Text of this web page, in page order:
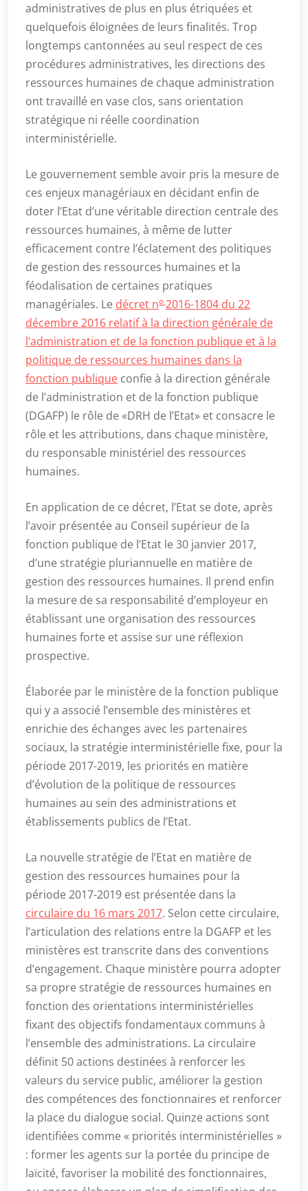
administratives de plus en plus étriquées et
quelquefois éloignées de leurs finalités. Trop
longtemps cantonnées au seul respect de ces
procédures administratives, les directions des
ressources humaines de chaque administration
ont travaillé en vase clos, sans orientation
stratégique ni réelle coordination
interministérielle.
Le gouvernement semble avoir pris la mesure de
ces enjeux managériaux en décidant enfin de
doter l’Etat d’une véritable direction centrale des
ressources humaines, à même de lutter
efficacement contre l’éclatement des politiques
de gestion des ressources humaines et la
féodalisation de certaines pratiques
managériales. Le décret no2016-1804 du 22
décembre 2016 relatif à la direction générale de
l’administration et de la fonction publique et à la
politique de ressources humaines dans la
fonction publique confie à la direction générale
de l’administration et de la fonction publique
(DGAFP) le rôle de «DRH de l’Etat» et consacre le
rôle et les attributions, dans chaque ministère,
du responsable ministériel des ressources
humaines.
En application de ce décret, l’Etat se dote, après
l’avoir présentée au Conseil supérieur de la
fonction publique de l’Etat le 30 janvier 2017,
d’une stratégie pluriannuelle en matière de
gestion des ressources humaines. Il prend enfin
la mesure de sa responsabilité d’employeur en
établissant une organisation des ressources
humaines forte et assise sur une réflexion
prospective.
Élaborée par le ministère de la fonction publique
qui y a associé l’ensemble des ministères et
enrichie des échanges avec les partenaires
sociaux, la stratégie interministérielle fixe, pour la
période 2017-2019, les priorités en matière
d’évolution de la politique de ressources
humaines au sein des administrations et
établissements publics de l’Etat.
La nouvelle stratégie de l’Etat en matière de
gestion des ressources humaines pour la
période 2017-2019 est présentée dans la
circulaire du 16 mars 2017. Selon cette circulaire,
l’articulation des relations entre la DGAFP et les
ministères est transcrite dans des conventions
d’engagement. Chaque ministère pourra adopter
sa propre stratégie de ressources humaines en
fonction des orientations interministérielles
fixant des objectifs fondamentaux communs à
l’ensemble des administrations. La circulaire
définit 50 actions destinées à renforcer les
valeurs du service public, améliorer la gestion
des compétences des fonctionnaires et renforcer
la place du dialogue social. Quinze actions sont
identifiées comme « priorités interministérielles »
: former les agents sur la portée du principe de
laïcité, favoriser la mobilité des fonctionnaires,